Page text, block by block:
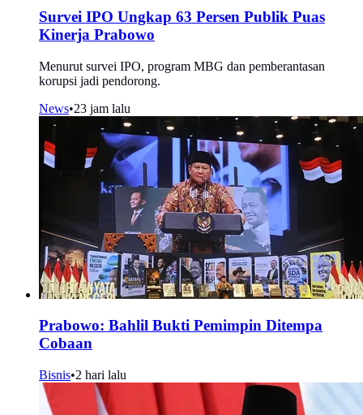
Survei IPO Ungkap 63 Persen Publik Puas
Kinerja Prabowo
Menurut survei IPO, program MBG dan pemberantasan
korupsi jadi pendorong.
News•23 jam lalu
Prabowo: Bahlil Bukti Pemimpin Ditempa
Cobaan
Bisnis•2 hari lalu